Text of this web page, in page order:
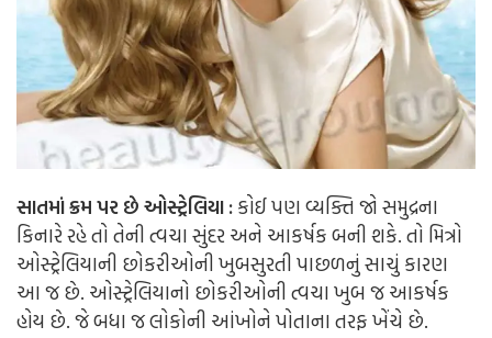
સાતમાં ક્રમ પર છે ઓસ્ટ્રેલિયા :કોઈ પણ વ્યક્તિ જો સમુદ્રના
કિનારે રહે તો તેની ત્વચા સુંદર અને આકર્ષક બની શકે. તો મિત્રો
ઓસ્ટ્રેલિયાની છોકરીઓની ખુબસુરતી પાછળનું સાચું કારણ
આ જ છે. ઓસ્ટ્રેલિયાનો છોકરીઓની ત્વચા ખુબ જ આકર્ષક
હોય છે. જે બધા જ લોકોની આંખોને પોતાના તરફ ખેંચે છે.